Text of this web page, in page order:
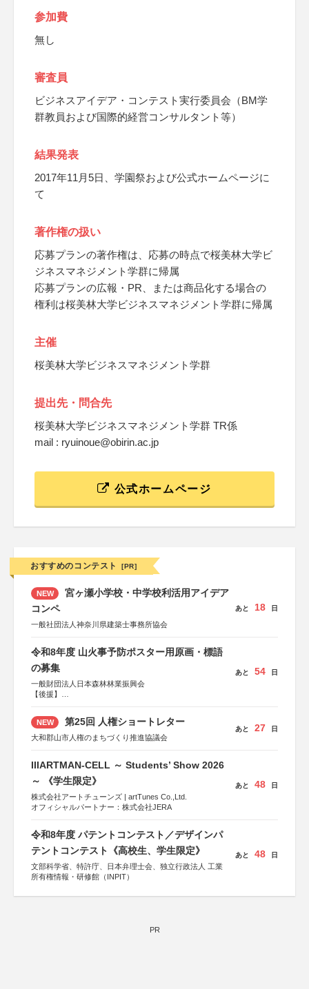
参加費
無し
審査員
ビジネスアイデア・コンテスト実行委員会（BM学
群教員および国際的経営コンサルタント等）
結果発表
2017年11月5日、学園祭および公式ホームページに
て
著作権の扱い
応募プランの著作権は、応募の時点で桜美林大学ビ
ジネスマネジメント学群に帰属
応募プランの広報・PR、または商品化する場合の
権利は桜美林大学ビジネスマネジメント学群に帰属
主催
桜美林大学ビジネスマネジメント学群
提出先・問合先
桜美林大学ビジネスマネジメント学群 TR係
mail : ryuinoue@obirin.ac.jp
公式ホームページ
おすすめのコンテスト [PR]
NEW
宮ヶ瀬小学校・中学校利活用アイデア
コンペ
一般社団法人神奈川県建築士事務所協会
あと 18 日
令和8年度 山火事予防ポスター用原画・標語
の募集
一般財団法人日本森林林業振興会
【後援】
会、森林火災対策協会
あと 54 日
NEW 第25回 人権ショートレター
大和郡山市人権のまちづくり推進協議会
あと 27 日
IIIARTMAN-CELL ～ Students’ Show 2026
～ 《学生限定》
株式会社アートチューンズ | artTunes Co.,Ltd.
オフィシャルパートナー：株式会社JERA
あと 48 日
令和8年度 パテントコンテスト／デザインパ
テントコンテスト《高校生、学生限定》
文部科学省、特許庁、日本弁理士会、独立行政法人 工業
所有権情報・研修館（INPIT）
あと 48 日
PR